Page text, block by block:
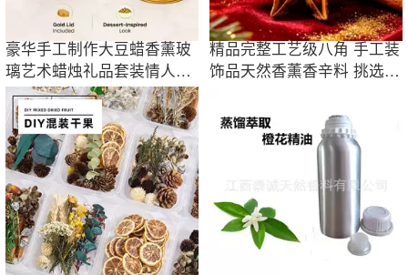
豪华手工制作大豆蜡香薰玻
璃艺术蜡烛礼品套装情人节
装饰品带礼盒
精品完整工艺级八角 手工装
饰品天然香薰香辛料 挑选精